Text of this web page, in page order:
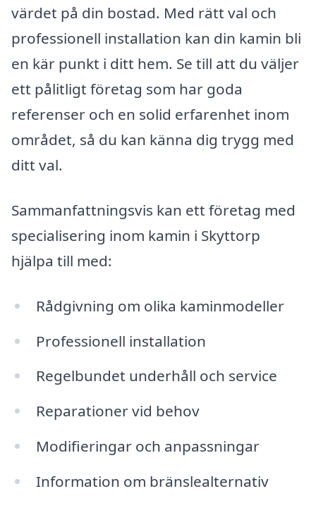
värdet på din bostad. Med rätt val och
professionell installation kan din kamin bli
en kär punkt i ditt hem. Se till att du väljer
ett pålitligt företag som har goda
referenser och en solid erfarenhet inom
området, så du kan känna dig trygg med
ditt val.
Sammanfattningsvis kan ett företag med
specialisering inom kamin i Skyttorp
hjälpa till med:
Rådgivning om olika kaminmodeller
Professionell installation
Regelbundet underhåll och service
Reparationer vid behov
Modifieringar och anpassningar
Information om bränslealternativ